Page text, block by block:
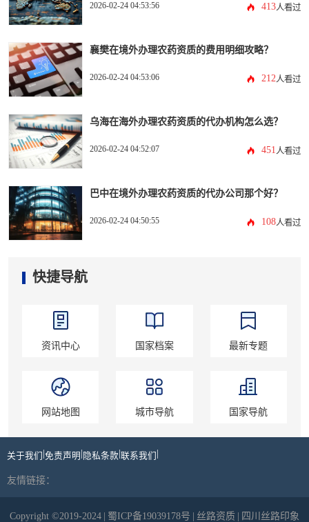
2026-02-24 04:53:56 413人看过
襄樊在境外办理农药资质的费用明细攻略？
2026-02-24 04:53:06 212人看过
乌海在海外办理农药资质的代办机构怎么选？
2026-02-24 04:52:07 451人看过
巴中在境外办理农药资质的代办公司那个好？
2026-02-24 04:50:55 108人看过
快捷导航
资讯中心 国家档案 最新专题
网站地图 城市导航 国家导航
关于我们 免责声明 隐私条款 联系我们
友情链接：
Copyright ©2019-2024 蜀ICP备19039178号 丝路资质 四川丝路印象